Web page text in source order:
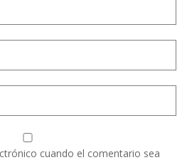
cuando el comentario sea